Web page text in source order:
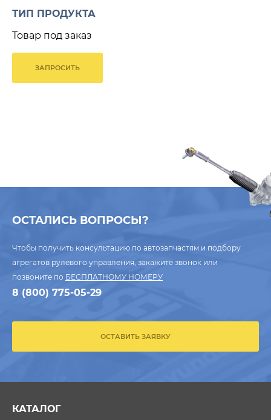
ТИП ПРОДУКТА
Товар под заказ
ЗАПРОСИТЬ
ОСТАЛИСЬ ВОПРОСЫ?
Чтобы получить консультацию по автозапчастям и подбору
агрегатов рулевого управления, закажите звонок или
позвоните по БЕСПЛАТНОМУ НОМЕРУ
8 (800) 775-05-29
ОСТАВИТЬ ЗАЯВКУ
КАТАЛОГ